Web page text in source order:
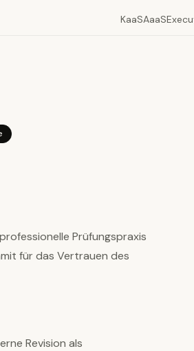
KaaSAaaS
Prüfungspraxis
für das Vertrauen des
Revision als